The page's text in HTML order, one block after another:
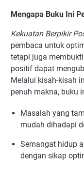
Mengapa Buku Ini
Kekuatan Berpikir
pembaca untuk
tetapi juga
positif dapat
Melalui kisah-kisah
penuh makna, buku
Masalah yang
mudah dihadapi
Semangat hidup
dengan sikap